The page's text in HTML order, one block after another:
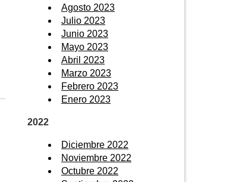
Agosto 2023
Julio 2023
Junio 2023
Mayo 2023
Abril 2023
Marzo 2023
Febrero 2023
Enero 2023
2022
Diciembre 2022
Noviembre 2022
Octubre 2022